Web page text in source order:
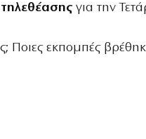
τηλεθέασηςγια την
Ποιες εκπομπές